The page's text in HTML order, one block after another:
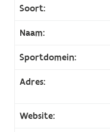
Soort:
Naam:
Sportdomein:
Adres:
Website: